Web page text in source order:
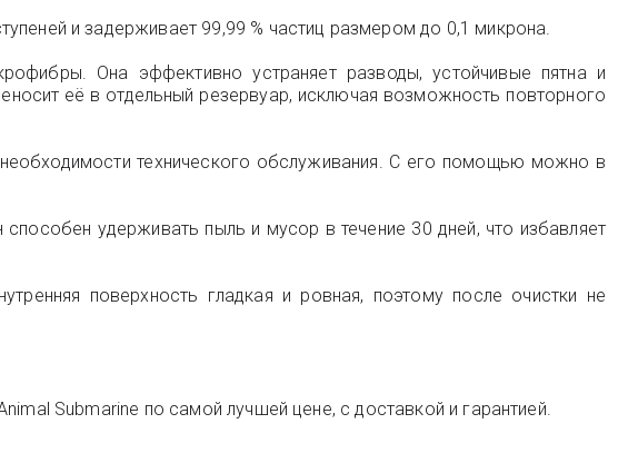
и задерживает 99,99 % частиц размером до 0,1 микрона.
Она эффективно устраняет разводы, устойчивые пятна и
её в отдельный резервуар, исключая возможность повторного
технического обслуживания. С его помощью можно в
удерживать пыль и мусор в течение 30 дней, что избавляет
поверхность гладкая и ровная, поэтому после очистки не
Submarine по самой лучшей цене, с доставкой и гарантией.